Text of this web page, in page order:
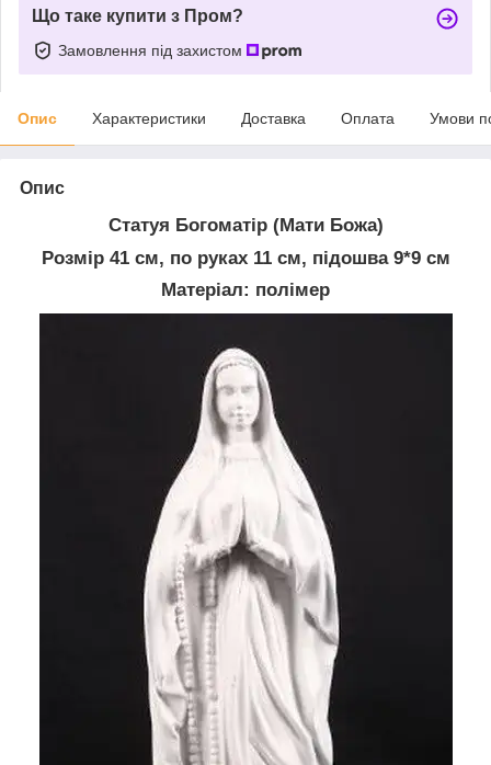
Що таке купити з Пром?
Замовлення під захистом
Опис Характеристики Доставка Оплата Умови
Опис
Статуя Богоматір (Мати Божа)
Розмір 41 см, по руках 11 см, підошва 9*9 см
Матеріал: полімер